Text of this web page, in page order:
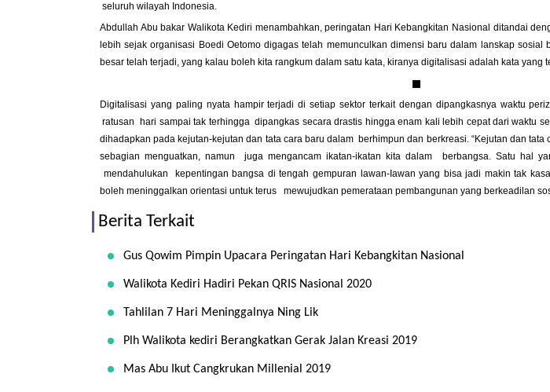
seluruh wilayah Indonesia.
Abdullah Abu bakar Walikota Kediri menambahkan, peringatan Hari Kebangkitan Nasional ditandai
lebih sejak organisasi Boedi Oetomo digagas telah memunculkan dimensi baru dalam lanskap sosial
besar telah terjadi, yang kalau boleh kita rangkum dalam satu kata, kiranya digitalisasi adalah kata yang
Digitalisasi yang paling nyata hampir terjadi di setiap sektor terkait dengan dipangkasnya waktu
ratusan hari sampai tak terhingga dipangkas secara drastis hingga enam kali lebih cepat dari waktu
dihadapkan pada kejutan-kejutan dan tata cara baru dalam berhimpun dan berkreasi. “Kejutan dan
sebagian menguatkan, namun juga mengancam ikatan-ikatan kita dalam berbangsa. Satu hal
mendahulukan kepentingan bangsa di tengah gempuran lawan-Iawan yang bisa jadi makin tak
boleh meninggalkan orientasi untuk terus mewujudkan pemerataan pembangunan yang berkeadilan
Berita Terkait
Gus Qowim Pimpin Upacara Peringatan Hari Kebangkitan Nasional
Walikota Kediri Hadiri Pekan QRIS Nasional 2020
Tahlilan 7 Hari Meninggalnya Ning Lik
Plh Walikota kediri Berangkatkan Gerak Jalan Kreasi 2019
Mas Abu Ikut Cangkrukan Millenial 2019